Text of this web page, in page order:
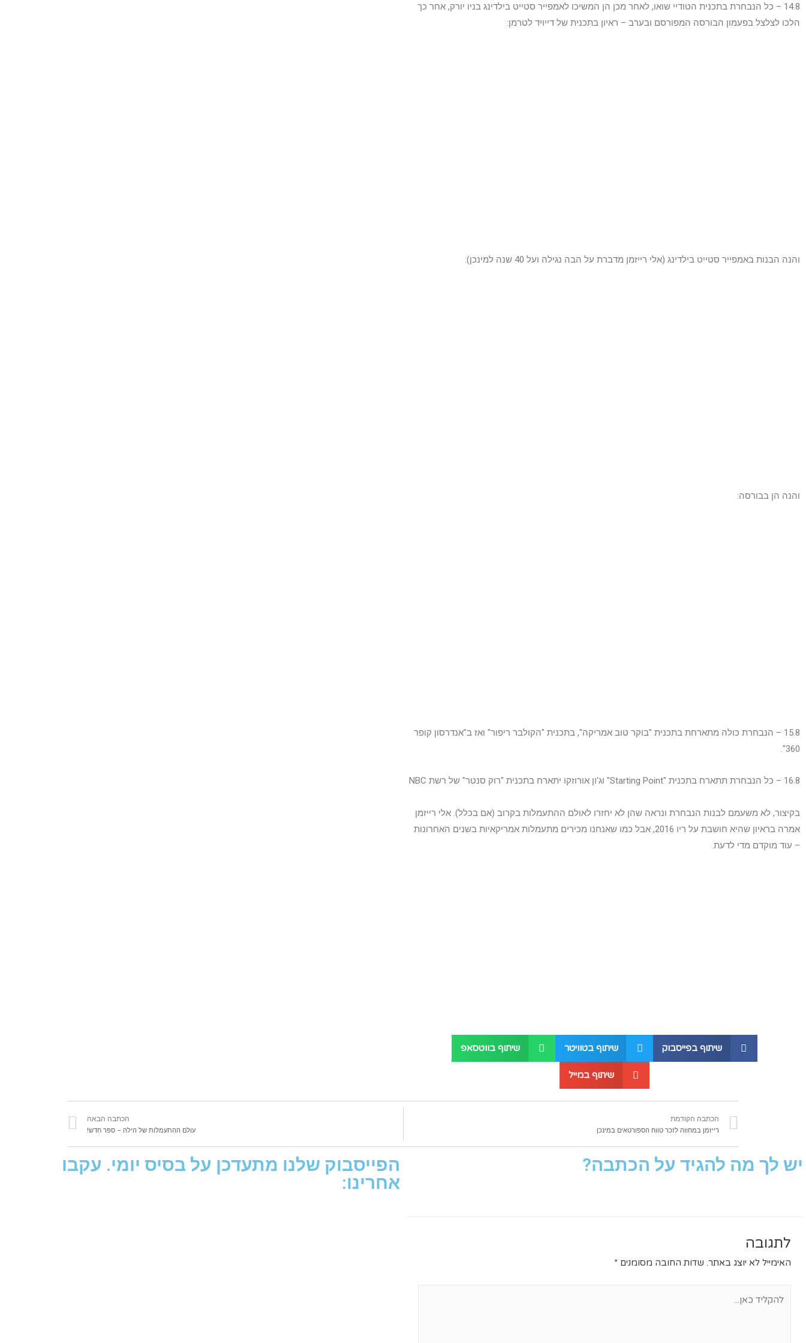
14.8 – כל הנבחרת בתכנית הטודיי שואו, לאחר מכן הן המשיכו לאמפייר סטייט בילדינג בניו יורק, אחר כך
הלכו לצלצל בפעמון הבורסה המפורסם ובערב – ראיון בתכנית של דייויד לטרמן:
והנה הבנות באמפייר סטייט בילדינג (אלי רייזמן מדברת על הבה נגילה ועל 40 שנה למינכן):
והנה הן בבורסה:
15.8 – הנבחרת כולה מתארחת בתכנית "בוקר טוב אמריקה", בתכנית "הקולבר ריפור" ואז ב"אנדרסון קופר
360".
16.8 – כל הנבחרת תתארח בתכנית "Starting Point" וג'ון אורוזקו יתארח בתכנית "רוק סנטר" של רשת NBC
בקיצור, לא משעמם לבנות הנבחרת ונראה שהן לא יחזרו לאולם ההתעמלות בקרוב (אם בכלל). אלי רייזמן
אמרה בראיון שהיא חושבת על ריו 2016, אבל כמו שאנחנו מכירים מתעמלות אמריקאיות בשנים האחרונות
– עוד מוקדם מדי לדעת.
שיתוף בפייסבוק שיתוף בטוויטר שיתוף בווטסאפ
שיתוף במייל
הכתבה הקודמת
רייזמן במחווה לזכר טווח הספורטאים במינכן
הכתבה הבאה
עולם ההתעמלות של הילה – ספר חדש!
יש לך מה להגיד על הכתבה?
לתגובה
האימייל לא יוצג באתר. שדות החובה מסומנים *
הפייסבוק שלנו מתעדכן על בסיס יומי. עקבו
אחרינו: